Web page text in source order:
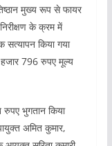
मुख्य रूप से फायर
के क्रम में
सत्यापन किया गया
796 रुपए मूल्य
रुपए भुगतान किया
अमित कुमार,